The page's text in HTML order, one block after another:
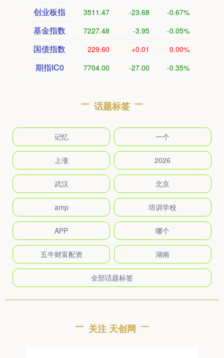
创业板指 3511.47 -23.68 -0.67%
基金指数 7227.48 -3.95 -0.05%
国债指数 229.60 +0.01 0.00%
期指IC0 7704.00 -27.00 -0.35%
话题标签
记忆 一个
上涨 2026
武汉 北京
amp 培训学校
APP 哪个
五牛财富配资 湖南
全部话题标签
关注 天创网